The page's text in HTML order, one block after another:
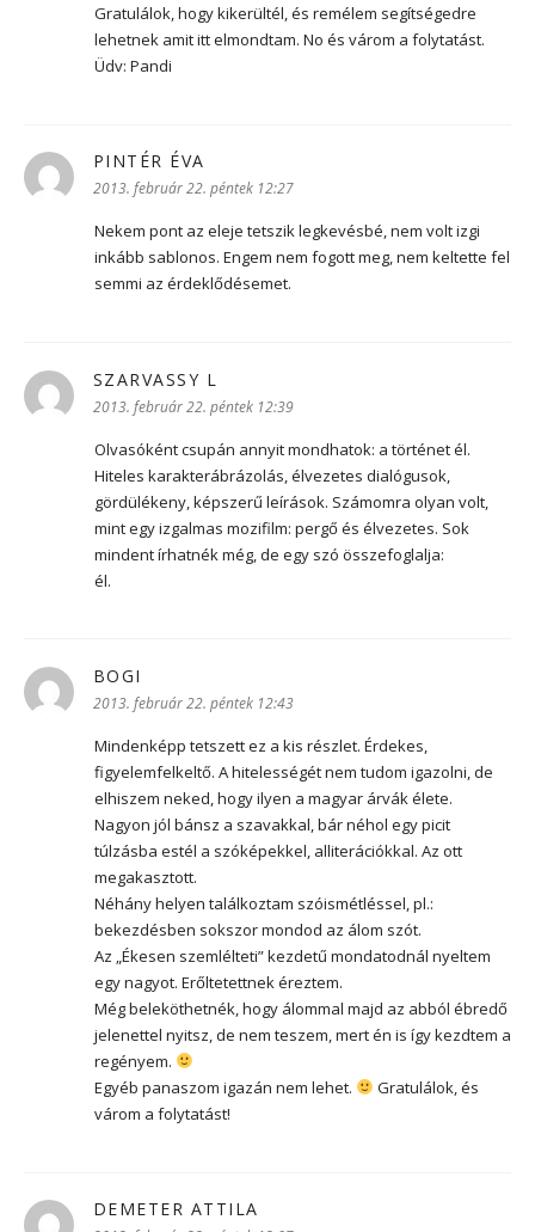
Gratulálok, hogy kikerültél, és remélem segítségedre
lehetnek amit itt elmondtam. No és várom a folytatást.
Üdv: Pandi
PINTÉR ÉVA
2013. február 22. péntek 12:27
Nekem pont az eleje tetszik legkevésbé, nem volt izgi
inkább sablonos. Engem nem fogott meg, nem keltette fel
semmi az érdeklődésemet.
SZARVASSY L
2013. február 22. péntek 12:39
Olvasóként csupán annyit mondhatok: a történet él.
Hiteles karakterábrázolás, élvezetes dialógusok,
gördülékeny, képszerű leírások. Számomra olyan volt,
mint egy izgalmas mozifilm: pergő és élvezetes. Sok
mindent írhatnék még, de egy szó összefoglalja:
él.
BOGI
2013. február 22. péntek 12:43
Mindenképp tetszett ez a kis részlet. Érdekes,
figyelemfelkeltő. A hitelességét nem tudom igazolni, de
elhiszem neked, hogy ilyen a magyar árvák élete.
Nagyon jól bánsz a szavakkal, bár néhol egy picit
túlzásba estél a szóképekkel, alliterációkkal. Az ott
megakasztott.
Néhány helyen találkoztam szóismétléssel, pl.:
bekezdésben sokszor mondod az álom szót.
Az „Ékesen szemlélteti” kezdetű mondatodnál nyeltem
egy nagyot. Erőltetettnek éreztem.
Még beleköthetnék, hogy álommal majd az abból ébredő
jelenettel nyitsz, de nem teszem, mert én is így kezdtem a
regényem.
Egyéb panaszom igazán nem lehet.
Gratulálok, és
várom a folytatást!
DEMETER ATTILA